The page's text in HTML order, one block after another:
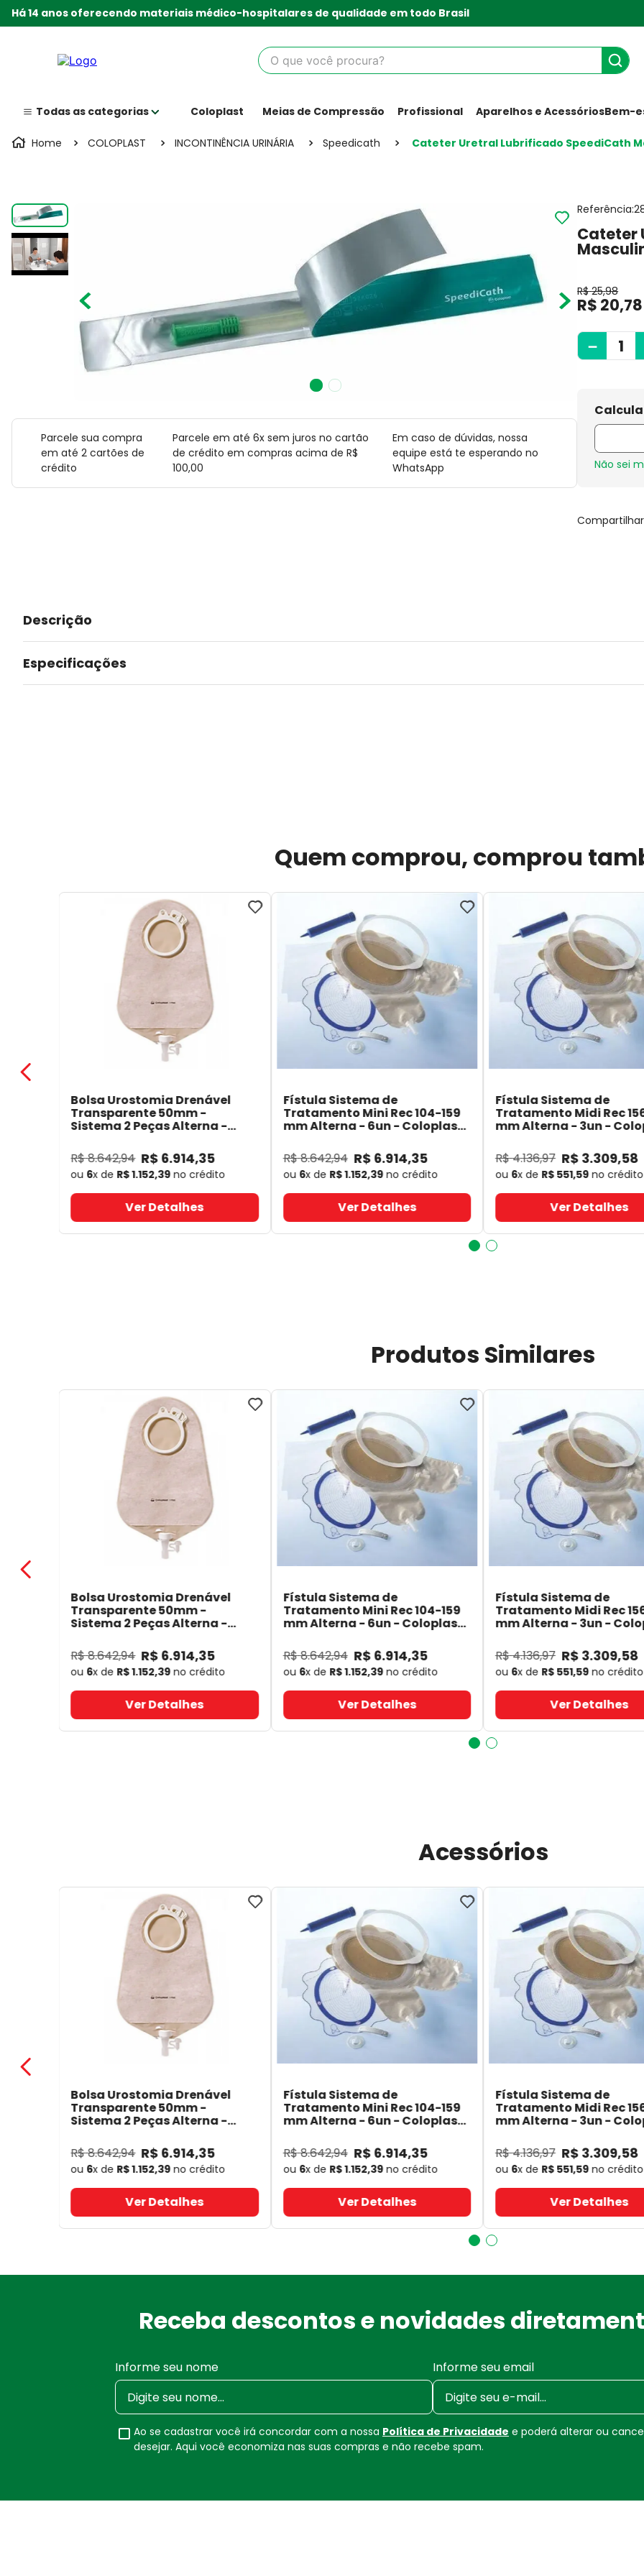
Há 14 anos oferecendo materiais médico-hospitalares de qualidade em todo Brasil
O que você procura?
Coloplast Meias de Compressão Profissional Aparelhos e AcessóriosBem-
COLOPLAST INCONTINÊNCIA URINÁRIA Speedicath Cateter Uretral Lubrificado SpeediCath
Parcele sua compra
em até 2 cartões de
crédito
Parcele em até 6x sem juros no cartão
de crédito em compras acima de R$
100,00
Em caso de dúvidas, nossa
equipe está te esperando no
WhatsApp
Referência:
Cateter
R$ 25,98
R$ 20,78
－
Não sei
Compartilhar
Descrição
Especificações
Quem comprou, comprou
Bolsa Urostomia Drenável
Transparente 50mm -
Sistema 2 Peças Alterna -
R$8.642,94 R$ 6.914,35
ou 6x de R$1.152,39no crédito
Ver Detalhes
Fístula Sistema de
Tratamento Mini Rec 104-159
mm Alterna - 6un - Coloplast
R$8.642,94 R$ 6.914,35
ou 6x de R$1.152,39no crédito
Ver Detalhes
Fístula Sistema de
Tratamento Midi Rec
mm Alterna - 3un -
R$4.136,97 R$ 3.309,58
ou 6x de R$ 551,59no crédito
Ver Detalhes
Produtos Similares
Bolsa Urostomia Drenável
Transparente 50mm -
Sistema 2 Peças Alterna -
R$8.642,94 R$ 6.914,35
ou 6x de R$1.152,39no crédito
Ver Detalhes
Fístula Sistema de
Tratamento Mini Rec 104-159
mm Alterna - 6un - Coloplast
R$8.642,94 R$ 6.914,35
ou 6x de R$1.152,39no crédito
Ver Detalhes
Fístula Sistema de
Tratamento Midi Rec
mm Alterna - 3un -
R$4.136,97 R$ 3.309,58
ou 6x de R$ 551,59no crédito
Ver Detalhes
Acessórios
Bolsa Urostomia Drenável
Transparente 50mm -
Sistema 2 Peças Alterna -
R$8.642,94 R$ 6.914,35
ou 6x de R$1.152,39no crédito
Ver Detalhes
Fístula Sistema de
Tratamento Mini Rec 104-159
mm Alterna - 6un - Coloplast
R$8.642,94 R$ 6.914,35
ou 6x de R$1.152,39no crédito
Ver Detalhes
Fístula Sistema de
Tratamento Midi Rec
mm Alterna - 3un -
R$4.136,97 R$ 3.309,58
ou 6x de R$ 551,59no crédito
Ver Detalhes
Receba descontos e novidades
Informe seu nome Informe seu email
Ao se cadastrar você irá concordar com a nossa Política de Privacidade e poderá alterar ou
desejar. Aqui você economiza nas suas compras e não recebe spam.